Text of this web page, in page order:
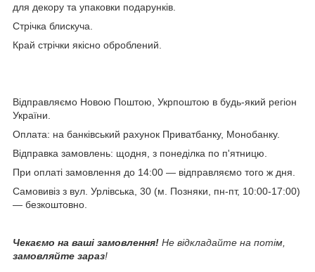
для декору та упаковки подарунків.
Стрічка блискуча.
Край стрічки якісно оброблений.
Відправляємо Новою Поштою, Укрпоштою в будь-який регіон
України.
Оплата: на банківський рахунок Приватбанку, Монобанку.
Відправка замовлень: щодня, з понеділка по п'ятницю.
При оплаті замовлення до 14:00 — відправляємо того ж дня.
Самовивіз з вул. Урлівська, 30 (м. Позняки, пн-пт, 10:00-17:00)
— безкоштовно.
Чекаємо на ваші замовлення! Не відкладайте на потім,
замовляйте зараз!